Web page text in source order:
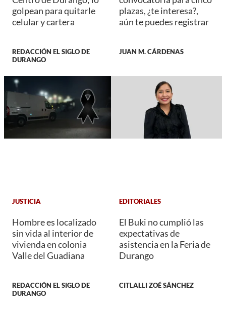
golpean para quitarle
celular y cartera
REDACCIÓN EL SIGLO DE
DURANGO
plazas, ¿te interesa?,
aún te puedes registrar
JUAN M. CÁRDENAS
JUSTICIA
Hombre es localizado
sin vida al interior de
vivienda en colonia
Valle del Guadiana
REDACCIÓN EL SIGLO DE
DURANGO
EDITORIALES
El Buki no cumplió las
expectativas de
asistencia en la Feria de
Durango
CITLALLI ZOÉ SÁNCHEZ